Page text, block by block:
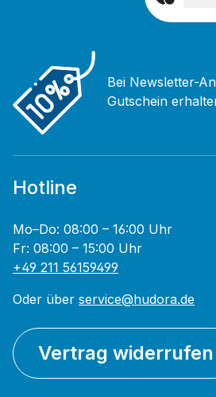
Bei Newsletter-
Gutschein
Hotline
Mo–Do: 08:00 – 16:00 Uhr
Fr: 08:00 – 15:00 Uhr
+49 211 56159499
Oder über service@hudora.de
Vertrag widerrufen